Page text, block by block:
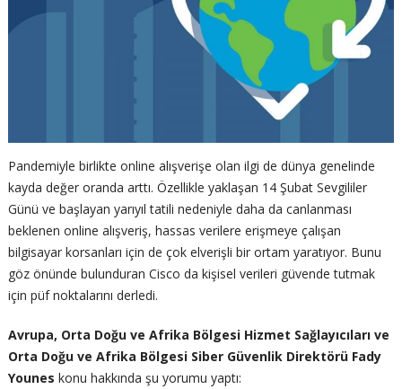
Pandemiyle birlikte online alışverişe olan ilgi de dünya genelinde
kayda değer oranda arttı. Özellikle yaklaşan 14 Şubat Sevgililer
Günü ve başlayan yarıyıl tatili nedeniyle daha da canlanması
beklenen online alışveriş, hassas verilere erişmeye çalışan
bilgisayar korsanları için de çok elverişli bir ortam yaratıyor. Bunu
göz önünde bulunduran Cisco da kişisel verileri güvende tutmak
için püf noktalarını derledi.
Avrupa, Orta Doğu ve Afrika Bölgesi Hizmet Sağlayıcıları ve
Orta Doğu ve Afrika Bölgesi Siber Güvenlik Direktörü Fady
Younes konu hakkında şu yorumu yaptı: